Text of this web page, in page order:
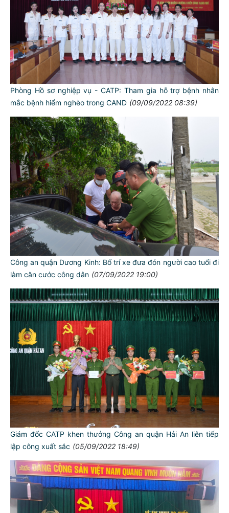
Phòng Hồ sơ nghiệp vụ - CATP: Tham gia hỗ trợ bệnh nhân
mắc bệnh hiểm nghèo trong CAND (09/09/2022 08:39)
Công an quận Dương Kinh: Bố trí xe đưa đón người cao tuổi đi
làm căn cước công dân (07/09/2022 19:00)
Giám đốc CATP khen thưởng Công an quận Hải An liên tiếp
lập công xuất sắc (05/09/2022 18:49)